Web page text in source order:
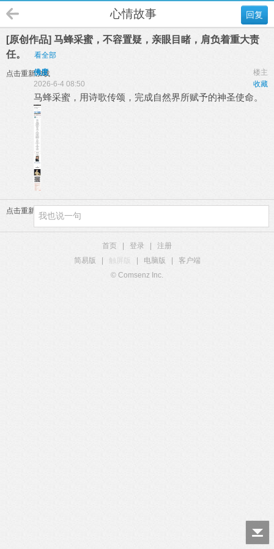
回复
心情故事
[原创作品] 马蜂采蜜，不容置疑，亲眼目睹，肩负着重大责
任。
看全部
点击重新加载 楼主
佛度
收藏
2026-6-4 08:50
马蜂采蜜，用诗歌传颂，完成自然界所赋予的神圣使命。
点击重新加载
首页 登录
注册
简易版
触屏版 电脑版
客户端
© Comsenz Inc.